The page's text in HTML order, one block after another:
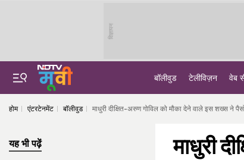
विज्ञापन
बॉलीवुड टेलीविज़न वेब
होम एंटरटेनमेंट बॉलीवुड माधुरी दीक्षित-अरुण गोविल को मौका देने वाले इस शख्स ने
माधुरी
यह भी पढ़ें